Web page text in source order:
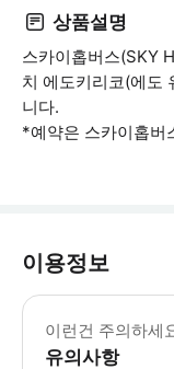
상품설명
스카이홉버스(SKY
치 에도키리코(에도
니다.
*예약은 스카이홉버
이용정보
이런건 주의하세
유의사항